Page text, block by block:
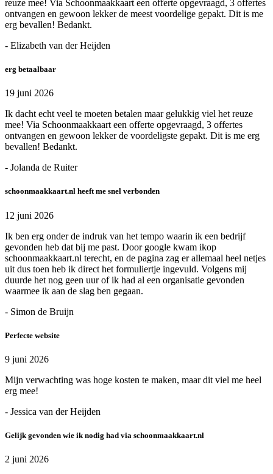
reuze mee! Via Schoonmaakkaart een offerte opgevraagd, 3 offertes
ontvangen en gewoon lekker de meest voordelige gepakt. Dit is me
erg bevallen! Bedankt.
- Elizabeth van der Heijden
erg betaalbaar
19 juni 2026
Ik dacht echt veel te moeten betalen maar gelukkig viel het reuze
mee! Via Schoonmaakkaart een offerte opgevraagd, 3 offertes
ontvangen en gewoon lekker de voordeligste gepakt. Dit is me erg
bevallen! Bedankt.
- Jolanda de Ruiter
schoonmaakkaart.nl heeft me snel verbonden
12 juni 2026
Ik ben erg onder de indruk van het tempo waarin ik een bedrijf
gevonden heb dat bij me past. Door google kwam ikop
schoonmaakkaart.nl terecht, en de pagina zag er allemaal heel netjes
uit dus toen heb ik direct het formuliertje ingevuld. Volgens mij
duurde het nog geen uur of ik had al een organisatie gevonden
waarmee ik aan de slag ben gegaan.
- Simon de Bruijn
Perfecte website
9 juni 2026
Mijn verwachting was hoge kosten te maken, maar dit viel me heel
erg mee!
- Jessica van der Heijden
Gelijk gevonden wie ik nodig had via schoonmaakkaart.nl
2 juni 2026